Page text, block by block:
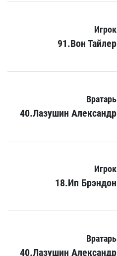
Игрок
91.Вон Тайлер
Вратарь
40.Лазушин Александр
Игрок
18.Ип Брэндон
Вратарь
40.Лазушин Александр